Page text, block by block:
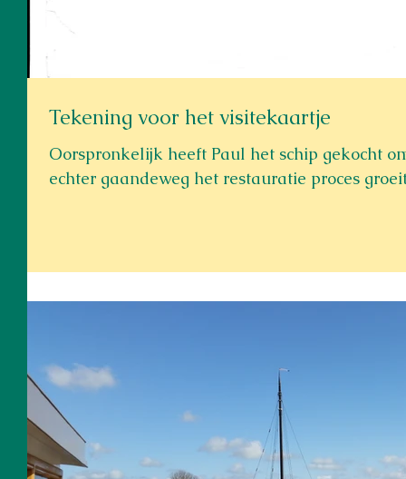
Tekening voor het visitekaartje
Oorspronkelijk heeft Paul het schip gekocht
echter gaandeweg het restauratie proces